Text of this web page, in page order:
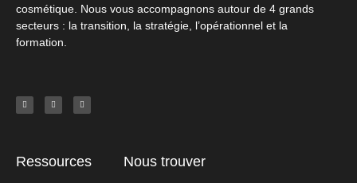
cosmétique. Nous vous accompagnons autour de 4 grands
secteurs : la transition, la stratégie, l’opérationnel et la
formation.
Ressources Nous trouver